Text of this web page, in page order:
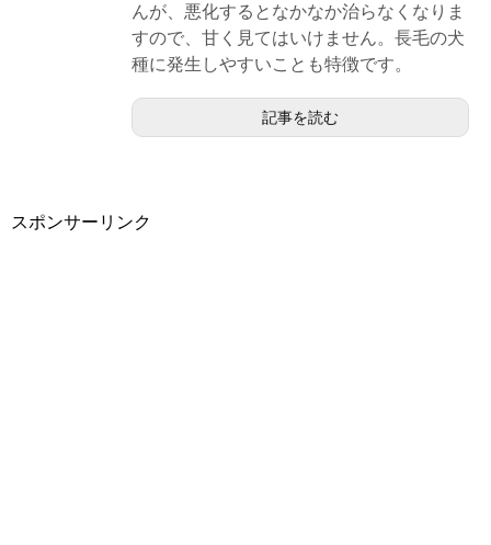
んが、悪化するとなかなか治らなくなりま
すので、甘く見てはいけません。長毛の犬
種に発生しやすいことも特徴です。
記事を読む
スポンサーリンク